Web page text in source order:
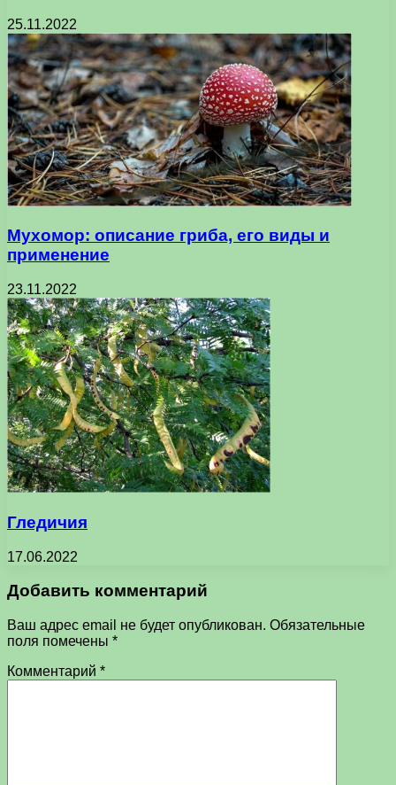
25.11.2022
Мухомор: описание гриба, его виды и
применение
23.11.2022
Гледичия
17.06.2022
Добавить комментарий
Ваш адрес email не будет опубликован. Обязательные
поля помечены *
Комментарий *